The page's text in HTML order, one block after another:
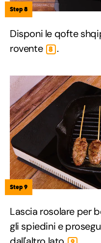
Step 8
Disponi le qofte
rovente
8 .
Step 9
Lascia rosolare per
gli spiedini e